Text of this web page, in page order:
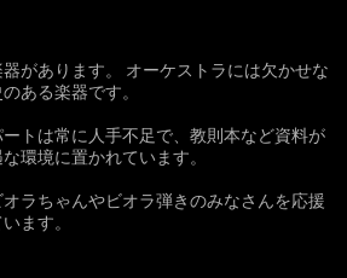
があります。 オーケストラには欠かせな
ある楽器です。
トは常に人手不足で、教則本など資料が
環境に置かれています。
ラちゃんやビオラ弾きのみなさんを応援
ます。